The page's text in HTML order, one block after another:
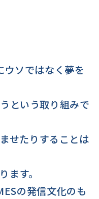
ウソではなく夢を
という取り組みで
せたりすることは
ます。
の発信文化のも